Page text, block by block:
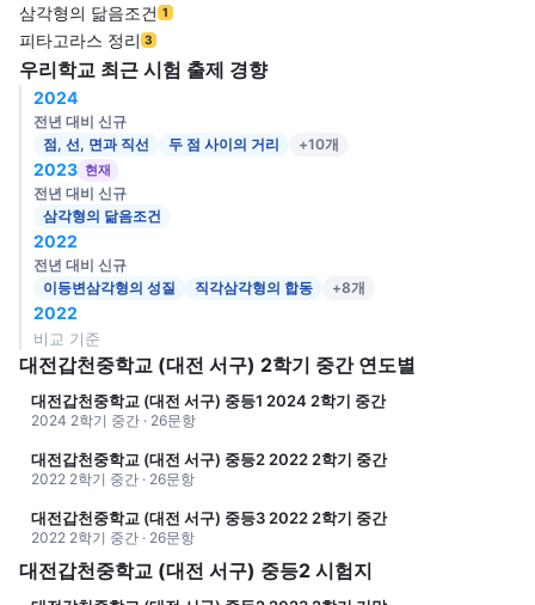
삼각형의 닮음조건 1
피타고라스 정리 3
우리학교 최근 시험 출제 경향
2024
전년 대비 신규
점, 선, 면과 직선
두 점 사이의 거리 +10개
2023 현재
전년 대비 신규
삼각형의 닮음조건
2022
전년 대비 신규
이등변삼각형의 성질
직각삼각형의 합동 +8개
2022
비교 기준
대전갑천중학교 (대전 서구) 2학기 중간 연도별
대전갑천중학교 (대전 서구) 중등1 2024 2학기 중간
2024 2학기 중간 · 26문항
대전갑천중학교 (대전 서구) 중등2 2022 2학기 중간
2022 2학기 중간 · 26문항
대전갑천중학교 (대전 서구) 중등3 2022 2학기 중간
2022 2학기 중간 · 26문항
대전갑천중학교 (대전 서구) 중등2 시험지